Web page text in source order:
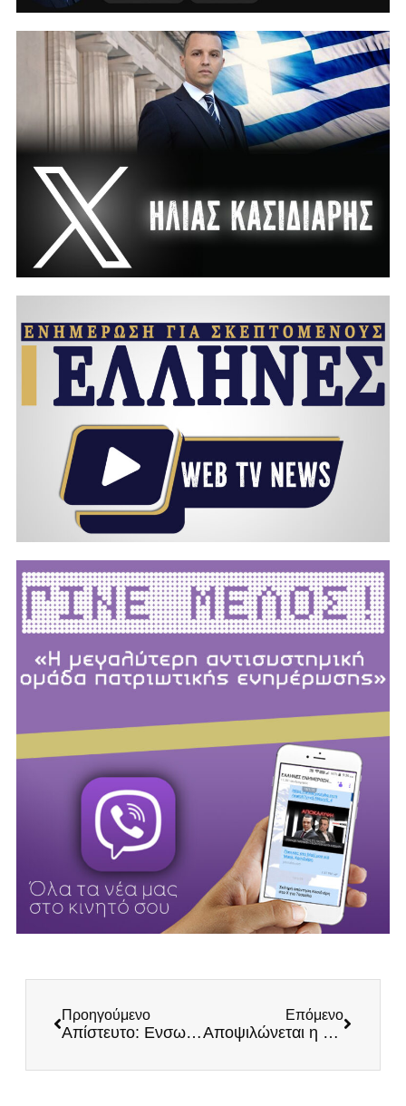
Προηγούμενο
Απίστευτο: Ενσωματώνουν το Βαρώσι στα Κατεχόμενα
Επόμενο
Αποψιλώνεται η αμυντική βιομηχανία